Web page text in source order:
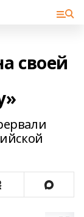
своей